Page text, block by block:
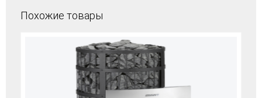
Похожие товары